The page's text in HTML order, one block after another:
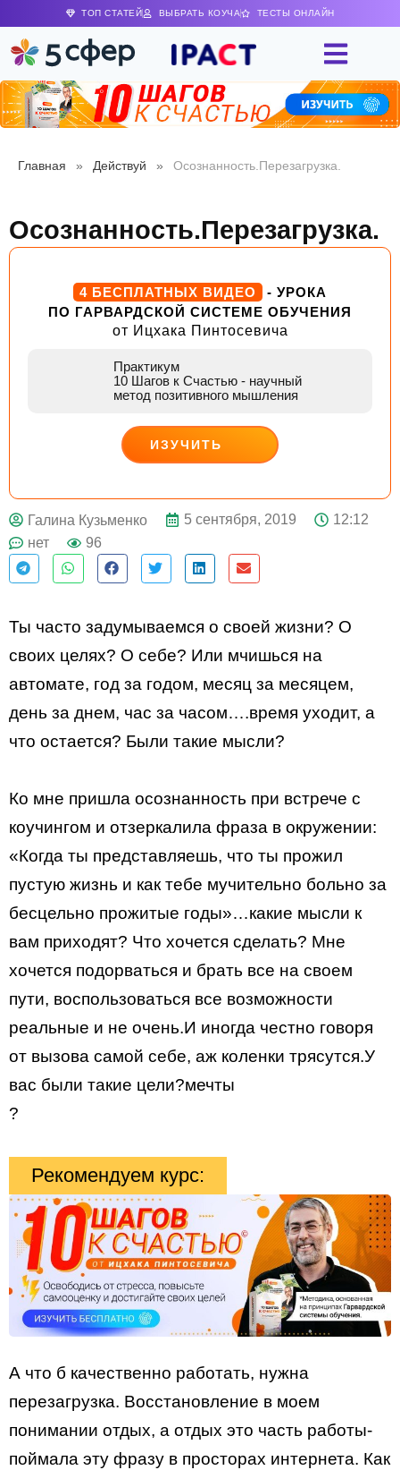
ТОП СТАТЕЙ ВЫБРАТЬ КОУЧА ТЕСТЫ ОНЛАЙН
Главная » Действуй » Осознанность.Перезагрузка.
Осознанность.Перезагрузка.
4 БЕСПЛАТНЫХ ВИДЕО
- УРОКА
ПО ГАРВАРДСКОЙ СИСТЕМЕ ОБУЧЕНИЯ
от Ицхака Пинтосевича
Практикум
10 Шагов к Счастью - научный
метод позитивного мышления
ИЗУЧИТЬ
ДЕЙСТВУЙ
Галина Кузьменко 5 сентября, 2019
12:12
нет
96
Ты часто задумываемся о своей жизни? О
своих целях? О себе? Или мчишься на
автомате, год за годом, месяц за месяцем,
день за днем, час за часом….время уходит, а
что остается? Были такие мысли?
Ко мне пришла осознанность при встрече с
коучингом и отзеркалила фраза в окружении:
«Когда ты представляешь, что ты прожил
пустую жизнь и как тебе мучительно больно за
бесцельно прожитые годы»…какие мысли к
вам приходят? Что хочется сделать? Мне
хочется подорваться и брать все на своем
пути, воспользоваться все возможности
реальные и не очень.И иногда честно говоря
от вызова самой себе, аж коленки трясутся.У
вас были такие цели?мечты
?
Рекомендуем курс:
А что б качественно работать, нужна
перезагрузка. Восстановление в моем
понимании отдых, а отдых это часть работы-
поймала эту фразу в просторах интернета. Как